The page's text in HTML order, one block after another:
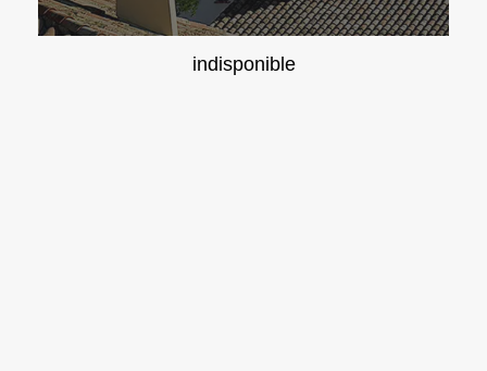
indisponible